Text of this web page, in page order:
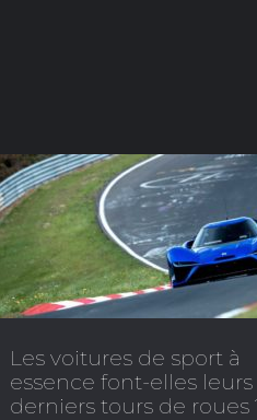
Les voitures de sport à
essence font-elles leurs
derniers tours de roues